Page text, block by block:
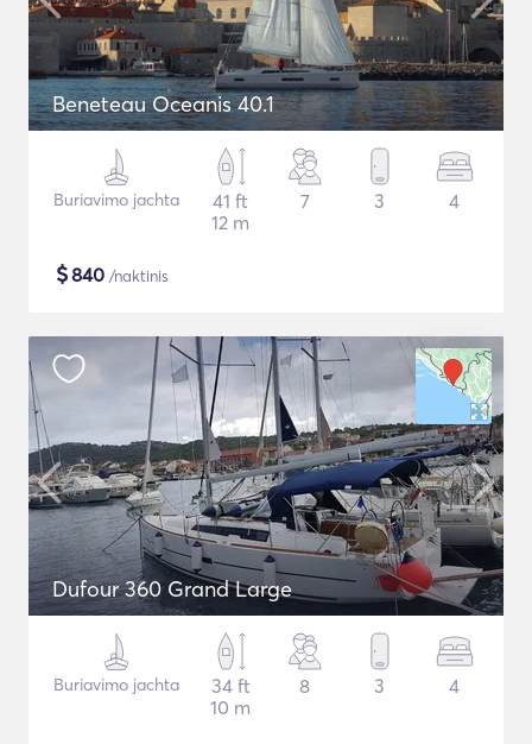
Beneteau Oceanis 40.1
Buriavimo jachta
41 ft
12 m
7 3 4
$840 /naktinis
Dufour 360 Grand Large
Buriavimo jachta
34 ft
10 m
8 3 4